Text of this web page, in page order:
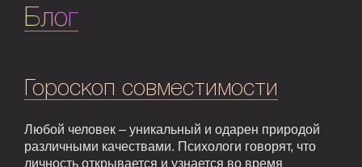
Блог
Гороскоп совместимости
Любой человек – уникальный и одарен природой
различными качествами. Психологи говорят, что
личность открывается и узнается во время